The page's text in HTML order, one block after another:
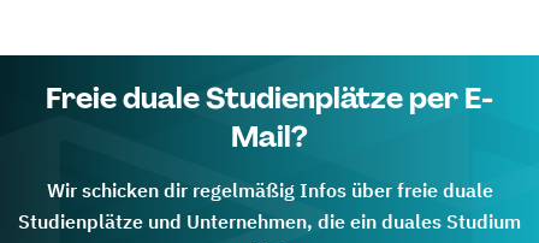
Freie duale Studienplätze per E-
Mail?
Wir schicken dir regelmäßig Infos über freie duale
Studienplätze und Unternehmen, die ein duales Studium